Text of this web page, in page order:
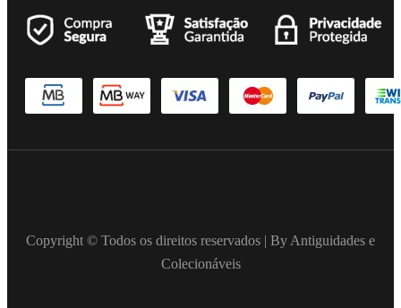
Copyright © Todos os direitos reservados | By Antiguidades e
Colecionáveis